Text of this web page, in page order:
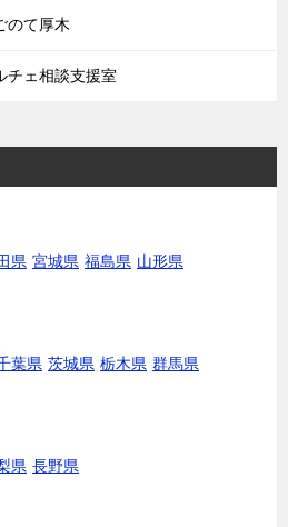
のて厚木
チェ相談支援室
県 宮城県 福島県 山形県
葉県 茨城県 栃木県 群馬県
県 長野県